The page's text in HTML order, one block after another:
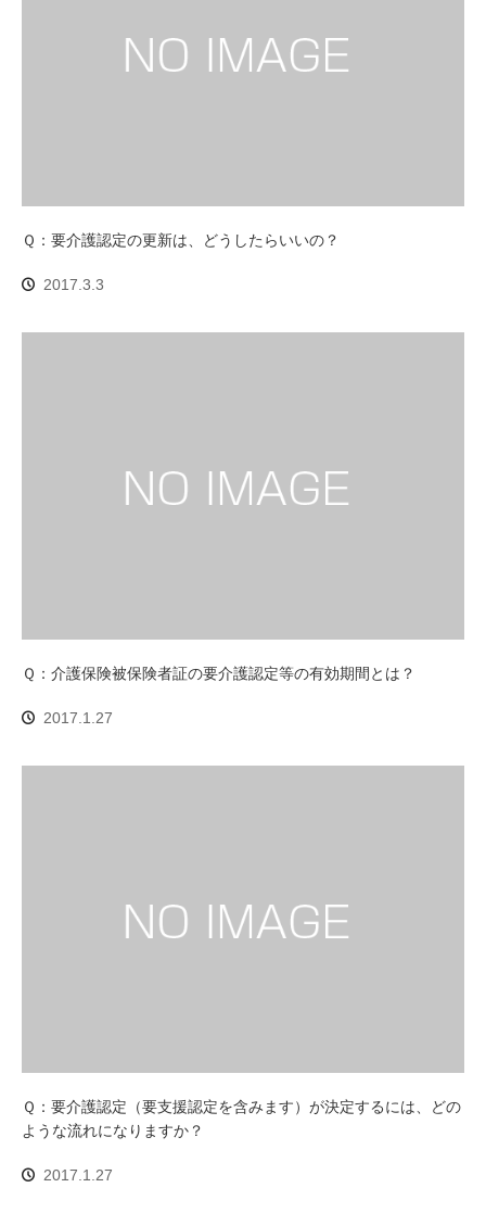
Ｑ：要介護認定の更新は、どうしたらいいの？
2017.3.3
Ｑ：介護保険被保険者証の要介護認定等の有効期間とは？
2017.1.27
Ｑ：要介護認定（要支援認定を含みます）が決定するには、どの
ような流れになりますか？
2017.1.27